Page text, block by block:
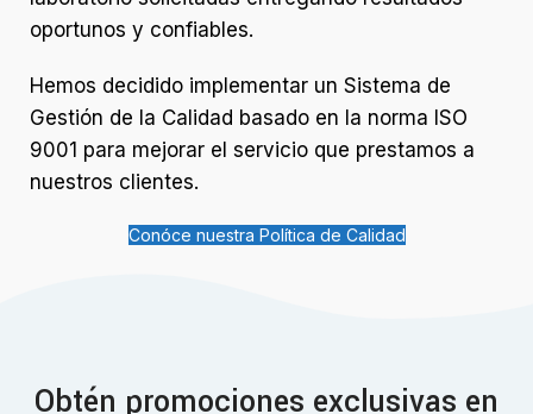
oportunos y confiables.
Hemos decidido implementar un Sistema de
Gestión de la Calidad basado en la norma ISO
9001 para mejorar el servicio que prestamos a
nuestros clientes.
Conóce nuestra Política de Calidad
Obtén promociones exclusivas en